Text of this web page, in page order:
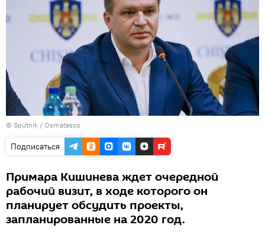
© Sputnik / Osmatesco
Подписаться
Примара Кишинева ждет очередной
рабочий визит, в ходе которого он
планирует обсудить проекты,
запланированные на 2020 год.